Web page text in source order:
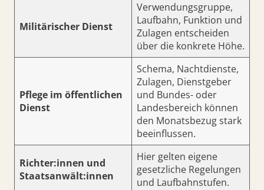
Militärischer Dienst
Verwendungsgruppe,
Laufbahn, Funktion und
Zulagen entscheiden
über die konkrete Höhe.
Pflege im öffentlichen
Dienst
Schema, Nachtdienste,
Zulagen, Dienstgeber
und Bundes- oder
Landesbereich können
den Monatsbezug stark
beeinflussen.
Richter:innen und
Staatsanwält:innen
Hier gelten eigene
gesetzliche Regelungen
und Laufbahnstufen.